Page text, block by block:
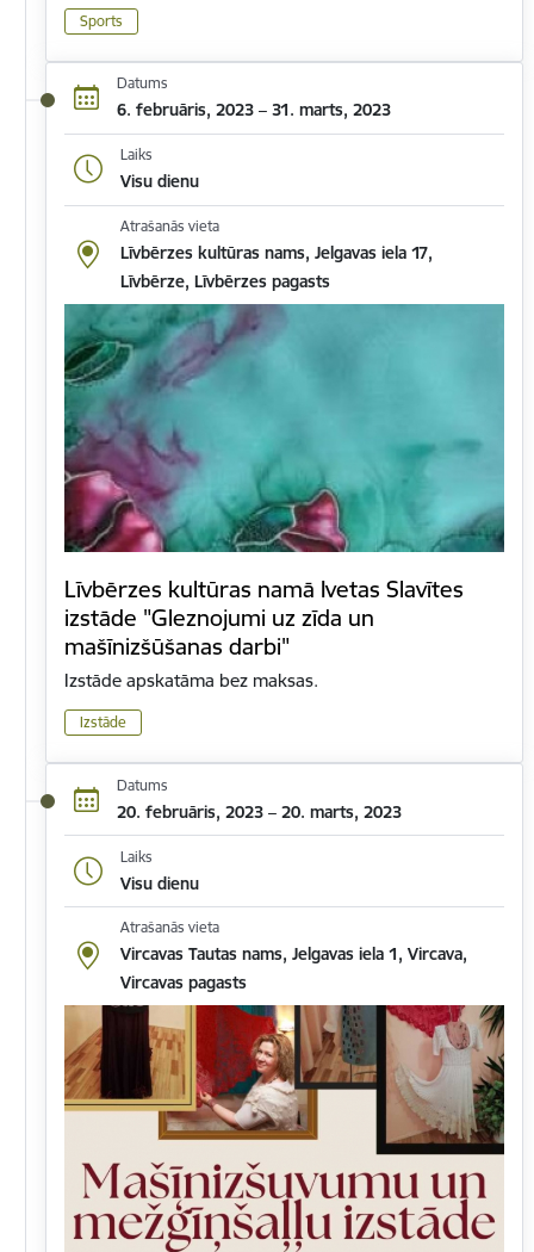
Sports
Datums
6. februāris, 2023 – 31. marts, 2023
Laiks
Visu dienu
Atrašanās vieta
Līvbērzes kultūras nams, Jelgavas iela 17,
Līvbērze, Līvbērzes pagasts
Līvbērzes kultūras namā Ivetas Slavītes
izstāde "Gleznojumi uz zīda un
mašīnizšūšanas darbi"
Izstāde apskatāma bez maksas.
Izstāde
Datums
20. februāris, 2023 – 20. marts, 2023
Laiks
Visu dienu
Atrašanās vieta
Vircavas Tautas nams, Jelgavas iela 1, Vircava,
Vircavas pagasts